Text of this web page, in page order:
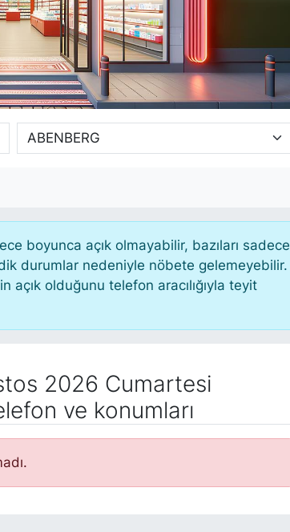
boyunca açık olmayabilir, bazıları sadece
durumlar nedeniyle nöbete gelemeyebilir.
açık olduğunu telefon aracılığıyla teyit
2026 Cumartesi
ve konumları